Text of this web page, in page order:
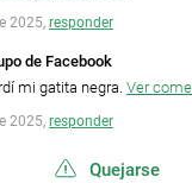
2025, responder
de Facebook
mi gatita negra. Ver
2025, responder
Quejarse